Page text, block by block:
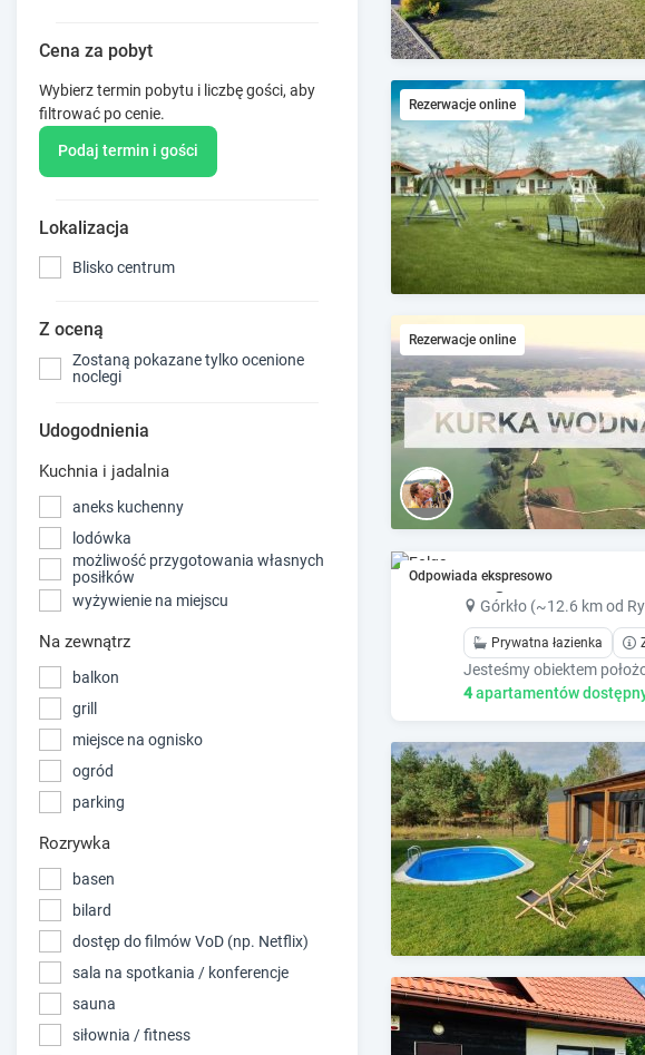
t
h
e
c
a
l
e
n
d
a
r
a
n
d
e
l
c
t
a
d
a
e
r
e
s
t
e
q
u
s
t
i
o
m
a
r
Cena za pobyt
Wybierz termin pobytu i liczbę gości, aby
filtrować po cenie.
Podaj termin i gości
Lokalizacja
Blisko centrum
Z oceną
Zostaną pokazane tylko ocenione
noclegi
Udogodnienia
Kuchnia i jadalnia
aneks kuchenny
lodówka
możliwość przygotowania własnych
posiłków
wyżywienie na miejscu
Na zewnątrz
balkon
grill
miejsce na ognisko
ogród
parking
Rozrywka
basen
bilard
dostęp do filmów VoD (np. Netflix)
sala na spotkania / konferencje
sauna
siłownia / fitness
Rezerwacje online
Rezerwacje online
Odpowiada ekspresowo
Folga
Górkło (~12.6 km od
Prywatna łazienka
4apartamentów